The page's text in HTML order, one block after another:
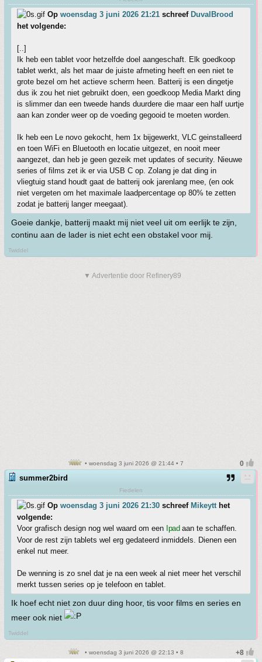
Op woensdag 3 juni 2026 21:21 schreef DuvalBrood
het volgende:
[..]
Ik heb een tablet voor hetzelfde doel aangeschaft. Elk goedkoop
tablet werkt, als het maar de juiste afmeting heeft en een niet te
grote bezel om het actieve scherm heen. Batterij is een dingetje
dus ik zou het niet gebruikt doen, een goedkoop Media Markt ding
is slimmer dan een tweede hands duurdere die maar een half uurtje
aan kan zonder weer op de voeding gegooid te moeten worden.
Ik heb een Le novo gekocht, hem 1x bijgewerkt, VLC geinstalleerd
en toen WiFi en Bluetooth en locatie uitgezet, en nooit meer
aangezet, dan heb je geen gezeik met updates of security. Nieuwe
series of films zet ik er via USB C op. Zolang je dat ding in
vliegtuig stand houdt gaat de batterij ook jarenlang mee, (en ook
niet vergeten om het maximale laadpercentage op 80% te zetten
zodat je batterij langer meegaat).
Goeie dankje, batterij maakt mij niet veel uit om eerlijk te zijn,
continu aan de lader is niet echt een obstakel voor mij.
Twiddel
▼ Advertentie door Refinery89
• woensdag 3 juni 2026 @ 21:44 • 7
summer2bird
Fiedelen
Op woensdag 3 juni 2026 21:30 schreef Mikeytthet
volgende:
Voor grafisch design nog wel waard om een Ipad aan te schaffen.
Voor de rest zijn tablets wel erg gedateerd inmiddels. Dienen een
enkel nut meer.
De wenning is zo snel dat je na een week al niet meer het verschil
merkt tussen series op je telefoon en tablet.
Ik hoef echt niet zon duur ding hoor, tis voor films en series en
meer ook niet
Twiddel
• woensdag 3 juni 2026 @ 22:13 • 8